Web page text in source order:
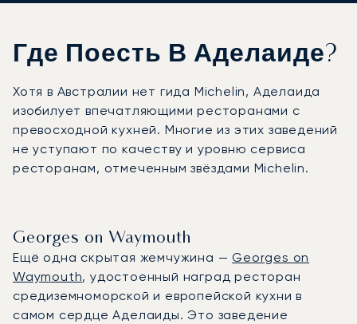
Где Поесть В Аделаиде?
Хотя в Австралии нет гида Michelin, Аделаида
изобилует впечатляющими ресторанами с
превосходной кухней. Многие из этих заведений
не уступают по качеству и уровню сервиса
ресторанам, отмеченным звёздами Michelin.
Georges on Waymouth
Ещё одна скрытая жемчужина —Georges on
Waymouth, удостоенный наград ресторан
средиземноморской и европейской кухни в
самом сердце Аделаиды. Это заведение